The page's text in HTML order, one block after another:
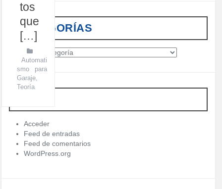
tos
que
[…]
Automati
smo para
Garaje,
Teoría
CATEGORÍAS
e
r
a
s
Acceder
Feed de entradas
Feed de comentarios
WordPress.org